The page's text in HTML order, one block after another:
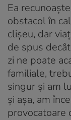
Ea
obstacol în
clișeu, dar
de spus
zi ne poate
familiale,
singur și am
și așa, am
provocatoare